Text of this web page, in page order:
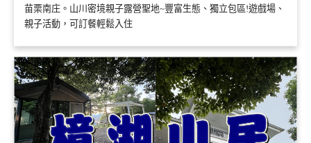
苗栗南庄。山川密境親子露營聖地~豐富生態、獨立包區!遊戲場、
親子活動，可訂餐輕鬆入住